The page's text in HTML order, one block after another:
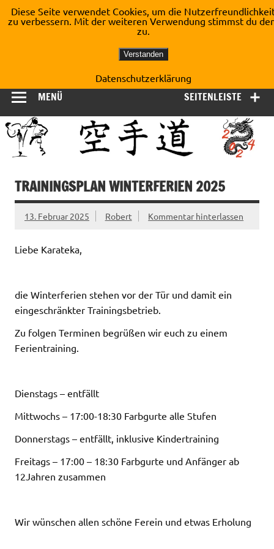
Inhalt
springen
Shotokan Karate Dojo
Kirchberg e.V.
SEITENLEISTE
MENÜ
TRAININGSPLAN WINTERFERIEN 2025
13. Februar 2025 Robert Kommentar hinterlassen
Liebe Karateka,
die Winterferien stehen vor der Tür und damit ein
eingeschränkter Trainingsbetrieb.
Zu folgen Terminen begrüßen wir euch zu einem
Ferientraining.
Dienstags – entfällt
Mittwochs – 17:00-18:30 Farbgurte alle Stufen
Donnerstags – entfällt, inklusive Kindertraining
Freitags – 17:00 – 18:30 Farbgurte und Anfänger ab
12Jahren zusammen
Wir wünschen allen schöne Ferein und etwas Erholung
Diese Seite verwendet Cookies, um die
zu verbessern. Mit der weiteren Verwendung stimmst du
zu.
Verstanden
Datenschutzerklärung